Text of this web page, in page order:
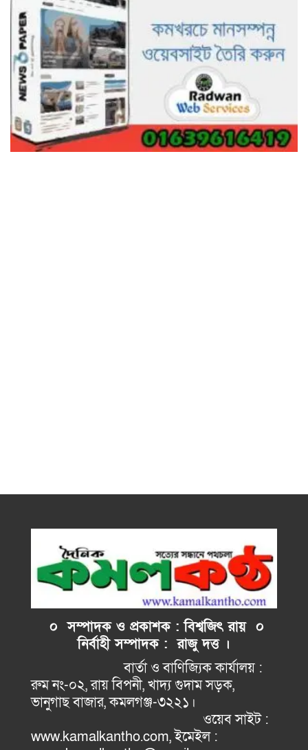
০ সম্পাদক ও প্রকাশক : বিশ্বজিৎ রায় ০
নির্বাহীসম্পাদক : রাজু দত্ত ।
বার্তা ও বাণিজ্যিক কার্যালয় :
রুম নং-০২, রায় বিপনী, খাদ্য গুদাম সড়ক,
ভানুগাছ বাজার, কমলগঞ্জ-৩২২১।
ওয়েব সাইট :
www.kamalkantho.com, ইমেইল :